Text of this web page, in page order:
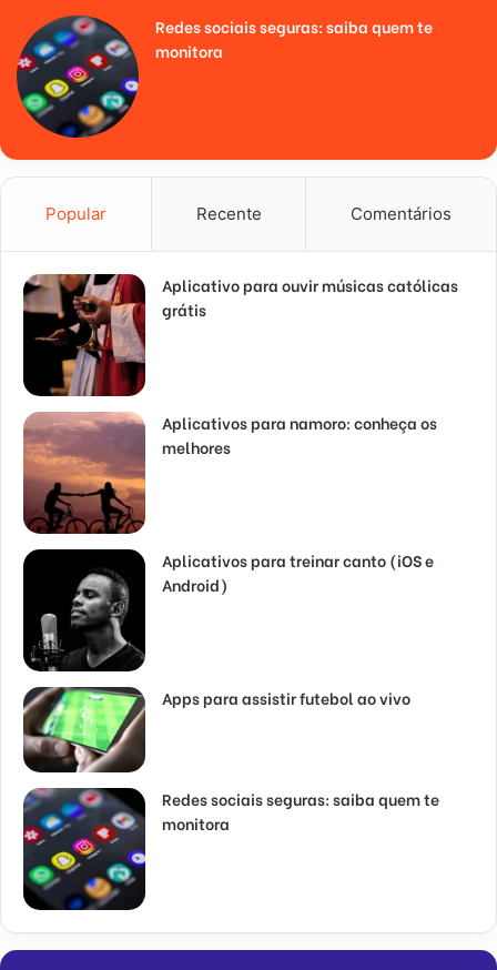
Redes sociais seguras: saiba quem te
monitora
Popular Recente Comentários
Aplicativo para ouvir músicas católicas
grátis
Aplicativos para namoro: conheça os
melhores
Aplicativos para treinar canto (iOS e
Android)
Apps para assistir futebol ao vivo
Redes sociais seguras: saiba quem te
monitora